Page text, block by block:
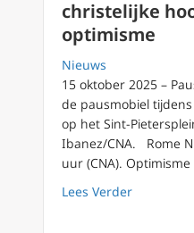
christelijke
optimisme
Nieuws
15 oktober 2025 –
de pausmobiel
op het Sint-
Ibanez/CNA. Rome
uur (CNA).
Lees Verderabout